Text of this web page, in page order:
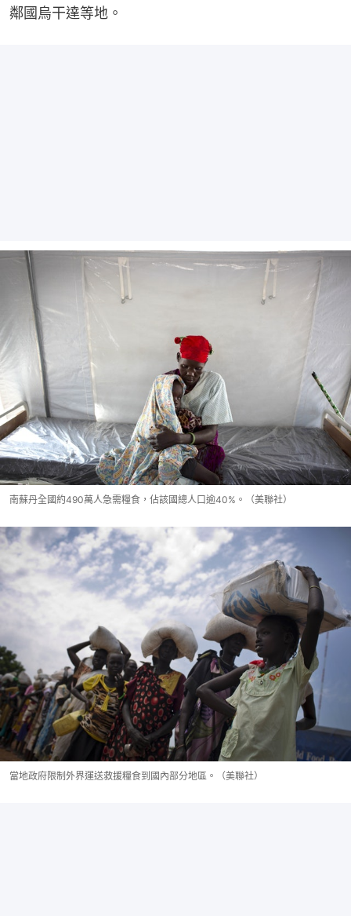
鄰國烏干達等地。
南蘇丹全國約490萬人急需糧食，佔該國總人口逾40%。（美聯社）
當地政府限制外界運送救援糧食到國內部分地區。（美聯社）